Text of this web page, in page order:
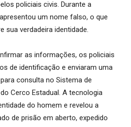
policiais civis. Durante a
um nome falso, o que
sua verdadeira identidade.
as informações, os policiais
de identificação e enviaram uma
consulta no Sistema de
Cerco Estadual. A tecnologia
do homem e revelou a
de prisão em aberto, expedido